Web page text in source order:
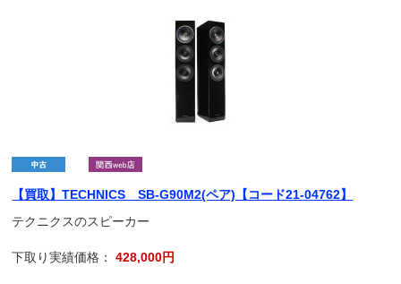
【買取】TECHNICS SB-G90M2(ペア)【コード21-04762】
テクニクスのスピーカー
下取り実績価格：428,000円